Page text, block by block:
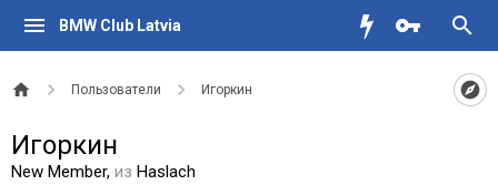
BMW Club Latvia
Пользователи Игоркин
Игоркин
New Member, из Haslach